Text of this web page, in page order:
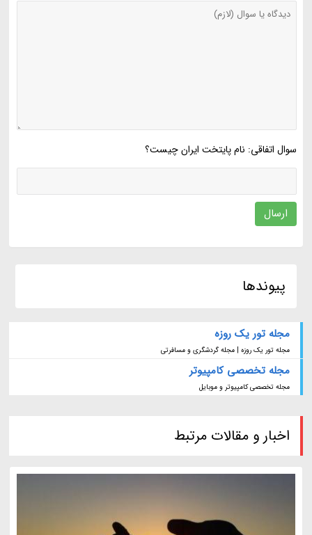
سوال اتفاقی: نام پایتخت ایران چیست؟
ارسال
پیوندها
مجله تور یک روزه
مجله تور یک روزه | مجله گردشگری و مسافرتی
مجله تخصصی کامپیوتر
مجله تخصصی کامپیوتر و موبایل
اخبار و مقالات مرتبط